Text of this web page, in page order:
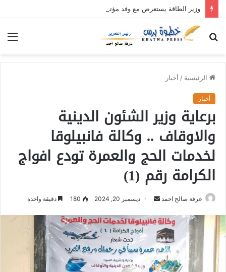
الرئيسية / أخبار
أخبار
برعاية وزير الشئون الدينية
والاوقاف .. وكالة فانبيلوقا
لخدمات الحج والعمرة تودع افواج
الكرامة رقم (1)
عرفة صالح احمد
س
ب
ر
ديسمبر 20, 2024 180 دقيقة واحدة